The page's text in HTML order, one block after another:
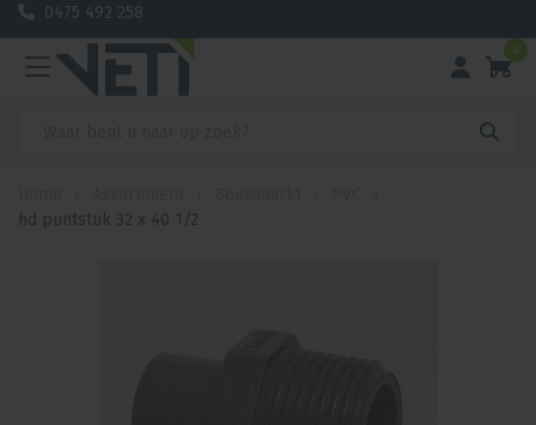
0475 492 258
0
hd puntstuk 32 x 40 1/2